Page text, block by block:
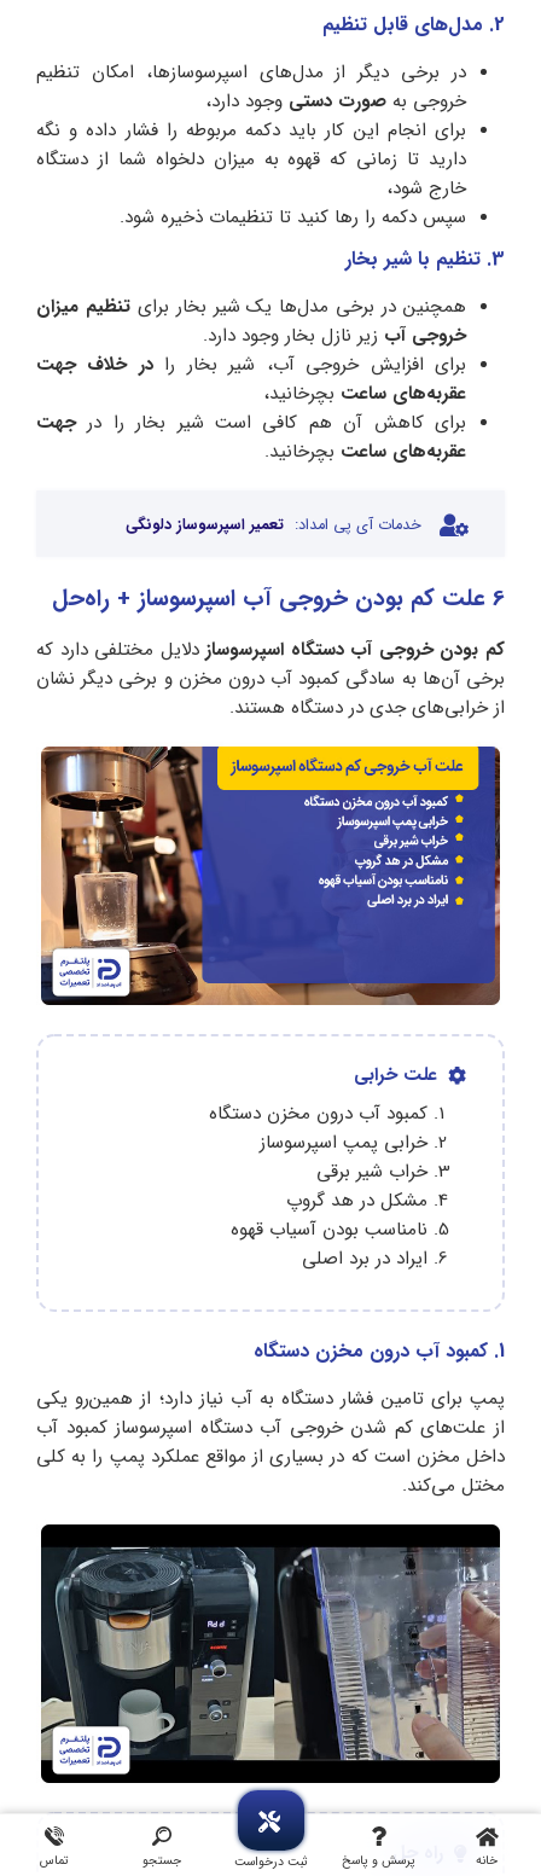
خانه پرسش و پاسخ ثبت درخواست جستجو تماس
2. مدل‌های قابل تنظیم
در برخی دیگر از مدل‌های اسپرسوسازها، امکان تنظیم
خروجی به صورت دستی وجود دارد،
برای انجام این کار باید دکمه مربوطه را فشار داده و نگه
دارید تا زمانی که قهوه به میزان دلخواه شما از دستگاه
خارج شود،
سپس دکمه را رها کنید تا تنظیمات ذخیره شود.
3. تنظیم با شیر بخار
همچنین در برخی مدل‌ها یک شیر بخار برایتنظیم میزان
خروجی آب زیر نازل بخار وجود دارد.
برای افزایش خروجی آب، شیر بخار رادر خلاف جهت
عقربه‌های ساعت بچرخانید،
برای کاهش آن هم کافی است شیر بخار را درجهت
عقربه‌های ساعت بچرخانید.
خدمات آی پی امداد: تعمیر اسپرسوساز دلونگی
6 علت کم بودن خروجی آب اسپرسوساز + راه‌حل
کم بودن خروجی آب دستگاه اسپرسوسازدلایل مختلفی دارد که
برخی آن‌ها به سادگی کمبود آب درون مخزن و برخی دیگر نشان
از خرابی‌های جدی در دستگاه هستند.
علت خرابی
کمبود آب درون مخزن دستگاه
خرابی پمپ اسپرسوساز
خراب شیر برقی
مشکل در هد گروپ
نامناسب بودن آسیاب قهوه
ایراد در برد اصلی
1. کمبود آب درون مخزن دستگاه
پمپ برای تامین فشار دستگاه به آب نیاز دارد؛ از همین‌رو یکی
از علت‌های کم شدن خروجی آب دستگاه اسپرسوساز کمبود آب
داخل مخزن است که در بسیاری از مواقع عملکرد پمپ را به کلی
مختل می‌کند.
راه حل